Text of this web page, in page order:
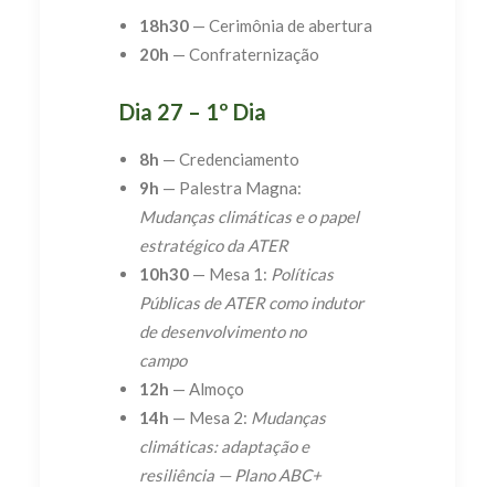
18h30 — Cerimônia de abertura
20h — Confraternização
Dia 27 – 1º Dia
8h — Credenciamento
9h — Palestra Magna:
Mudanças climáticas e o papel
estratégico da ATER
10h30 — Mesa 1: Políticas
Públicas de ATER como indutor
de desenvolvimento no
campo
12h — Almoço
14h — Mesa 2: Mudanças
climáticas: adaptação e
resiliência — Plano ABC+